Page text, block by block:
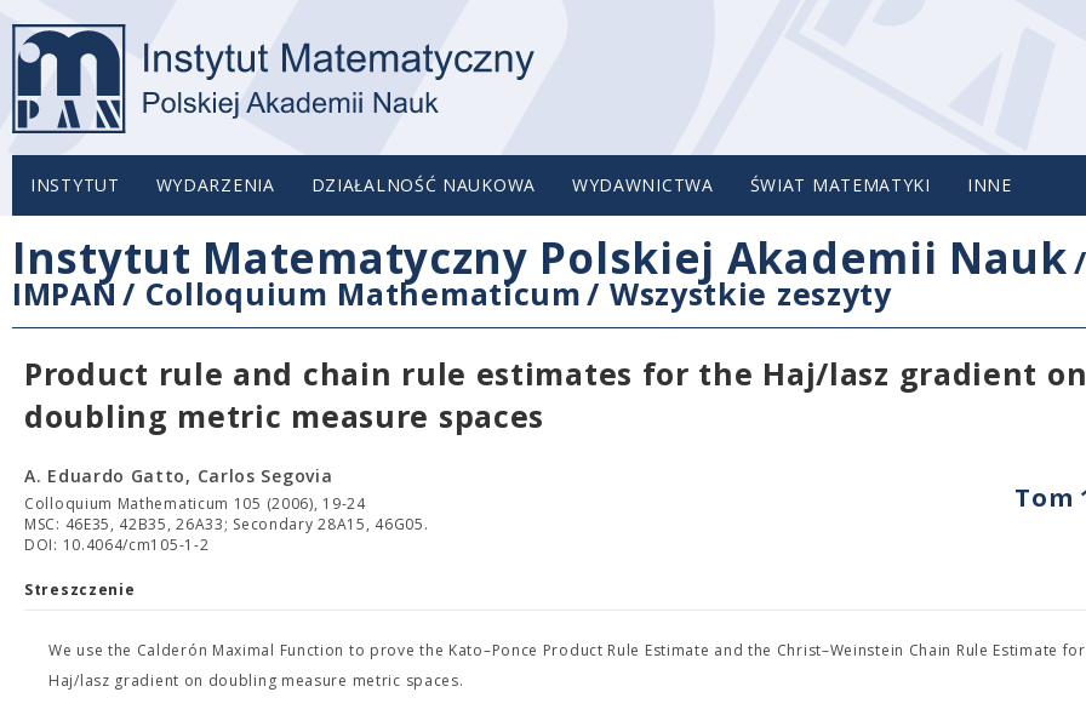
INSTYTUT WYDARZENIA DZIAŁALNOŚĆ NAUKOWA WYDAWNICTWA ŚWIAT MATEMATYKI INNE
Instytut Matematyczny Polskiej Akademii Nauk
IMPAN / Colloquium Mathematicum/ Wszystkie zeszyty
Product rule and chain rule estimates for the Haj/lasz gradient
doubling metric measure spaces
Tom
A. Eduardo Gatto, Carlos Segovia
Colloquium Mathematicum 105 (2006), 19-24
MSC: 46E35, 42B35, 26A33; Secondary 28A15, 46G05.
DOI: 10.4064/cm105-1-2
Streszczenie
We use the Calderón Maximal Function to prove the Kato–Ponce Product Rule Estimate and the Christ–Weinstein Chain Rule Estimate
Haj/lasz gradient on doubling measure metric spaces.